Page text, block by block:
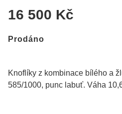
16 500 Kč
Prodáno
Knoflíky z kombinace bílého a
585/1000, punc labuť. Váha